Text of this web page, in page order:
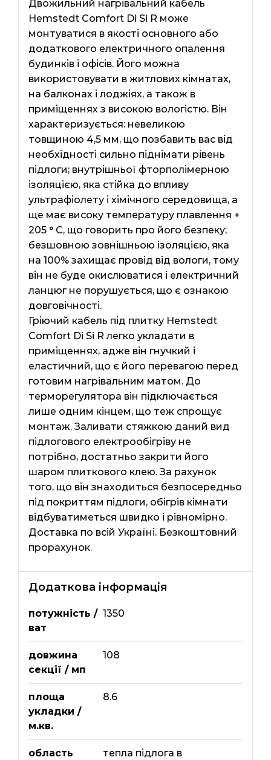
Двожильний нагрівальний кабель
Hemstedt Comfort Di Si R може
монтуватися в якості основного або
додаткового електричного опалення
будинків і офісів. Його можна
використовувати в житлових кімнатах,
на балконах і лоджіях, а також в
приміщеннях з високою вологістю. Він
характеризується: невеликою
товщиною 4,5 мм, що позбавить вас від
необхідності сильно піднімати рівень
підлоги; внутрішньої фторполімерною
ізоляцією, яка стійка до впливу
ультрафіолету і хімічного середовища, а
ще має високу температуру плавлення +
205 ° С, що говорить про його безпеку;
безшовною зовнішньою ізоляцією, яка
на 100% захищає провід від вологи, тому
він не буде окислюватися і електричний
ланцюг не порушується, що є ознакою
довговічності.
Гріючий кабель під плитку Hemstedt
Comfort Di Si R легко укладати в
приміщеннях, адже він гнучкий і
еластичний, що є його перевагою перед
готовим нагрівальним матом. До
терморегулятора він підключається
лише одним кінцем, що теж спрощує
монтаж. Заливати стяжкою даний вид
підлогового електрообігріву не
потрібно, достатньо закрити його
шаром плиткового клею. За рахунок
того, що він знаходиться безпосередньо
під покриттям підлоги, обігрів кімнати
відбуватиметься швидко і рівномірно.
Доставка по всій Україні. Безкоштовний
прорахунок.
Додаткова інформація
потужність /
ват
1350
довжина
секції / мп
108
площа
укладки /
м.кв.
8.6
область
тепла підлога в